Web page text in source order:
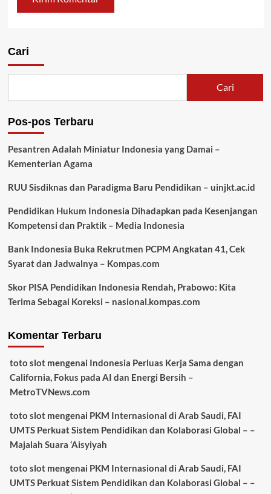
Cari
Cari
Pos-pos Terbaru
Pesantren Adalah Miniatur Indonesia yang Damai –
Kementerian Agama
RUU Sisdiknas dan Paradigma Baru Pendidikan – uinjkt.ac.id
Pendidikan Hukum Indonesia Dihadapkan pada Kesenjangan
Kompetensi dan Praktik – Media Indonesia
Bank Indonesia Buka Rekrutmen PCPM Angkatan 41, Cek
Syarat dan Jadwalnya – Kompas.com
Skor PISA Pendidikan Indonesia Rendah, Prabowo: Kita
Terima Sebagai Koreksi – nasional.kompas.com
Komentar Terbaru
toto slotmengenai Indonesia Perluas Kerja Sama dengan
California, Fokus pada AI dan Energi Bersih –
MetroTVNews.com
toto slotmengenai PKM Internasional di Arab Saudi, FAI
UMTS Perkuat Sistem Pendidikan dan Kolaborasi Global – –
Majalah Suara ‘Aisyiyah
toto slotmengenai PKM Internasional di Arab Saudi, FAI
UMTS Perkuat Sistem Pendidikan dan Kolaborasi Global – –